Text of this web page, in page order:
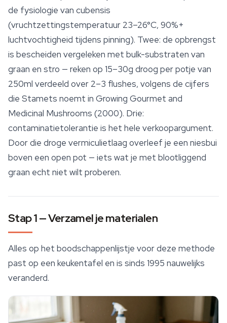
de fysiologie van cubensis
(vruchtzettingstemperatuur 23–26°C, 90%+
luchtvochtigheid tijdens pinning). Twee: de opbrengst
is bescheiden vergeleken met bulk-substraten van
graan en stro — reken op 15–30g droog per potje van
250ml verdeeld over 2–3 flushes, volgens de cijfers
die Stamets noemt in Growing Gourmet and
Medicinal Mushrooms (2000). Drie:
contaminatietolerantie is het hele verkoopargument.
Door die droge vermiculietlaag overleef je een niesbui
boven een open pot — iets wat je met blootliggend
graan echt niet wilt proberen.
Stap 1 — Verzamel je materialen
Alles op het boodschappenlijstje voor deze methode
past op een keukentafel en is sinds 1995 nauwelijks
veranderd.